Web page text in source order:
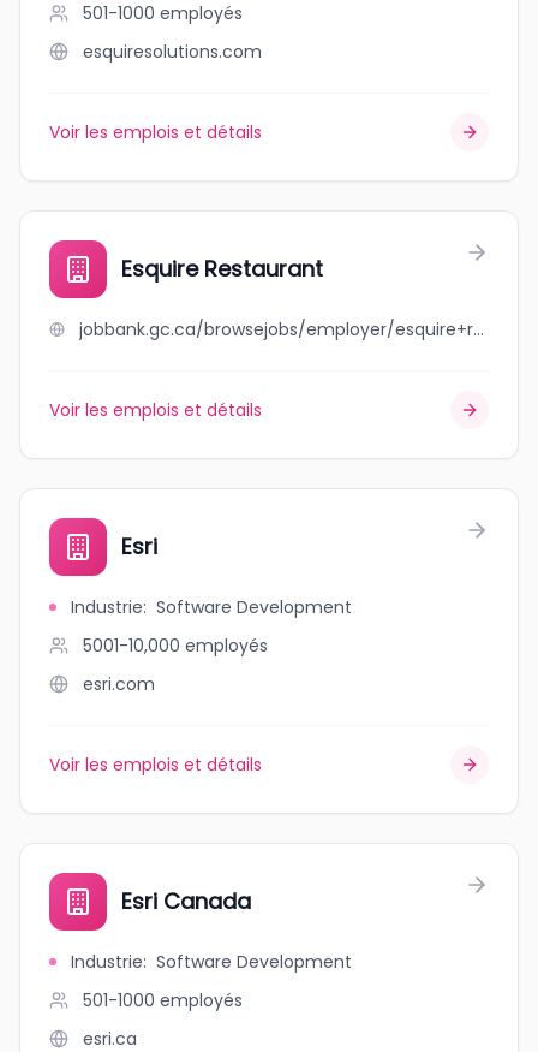
501-1000 employés
esquiresolutions.com
Voir les emplois et détails
Esquire Restaurant
jobbank.gc.ca/browsejobs/employer/esquire+restaurant/ca
Voir les emplois et détails
Esri
Industrie: Software Development
5001-10,000 employés
esri.com
Voir les emplois et détails
Esri Canada
Industrie: Software Development
501-1000 employés
esri.ca